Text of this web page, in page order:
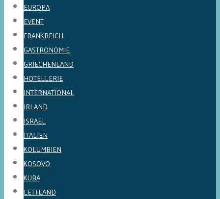
EUROPA
EVENT
FRANKREICH
GASTRONOMIE
GRIECHENLAND
HOTELLERIE
INTERNATIONAL
IRLAND
ISRAEL
ITALIEN
KOLUMBIEN
KOSOVO
KUBA
LETTLAND